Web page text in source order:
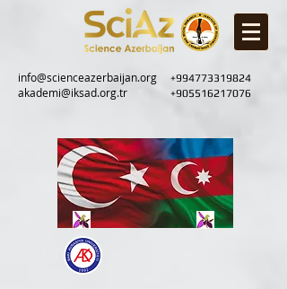
info@scienceazerbaijan.org +994773319824
akademi@iksad.org.tr +905516217076